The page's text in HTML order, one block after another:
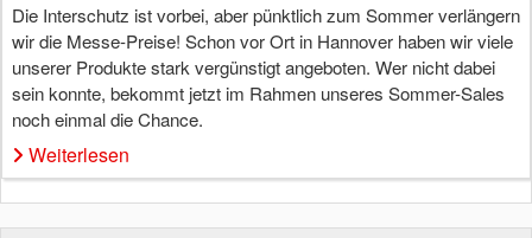
Die Interschutz ist vorbei, aber pünktlich zum Sommer verlängern
wir die Messe-Preise! Schon vor Ort in Hannover haben wir viele
unserer Produkte stark vergünstigt angeboten. Wer nicht dabei
sein konnte, bekommt jetzt im Rahmen unseres Sommer-Sales
noch einmal die Chance.
Weiterlesen